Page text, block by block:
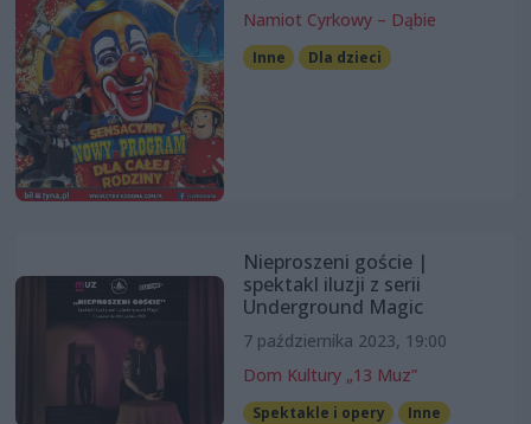
Namiot Cyrkowy – Dąbie
Inne Dla dzieci
Nieproszeni goście |
spektakl iluzji z serii
Underground Magic
7 października 2023, 19:00
Dom Kultury „13 Muz”
Spektakle i opery
Inne